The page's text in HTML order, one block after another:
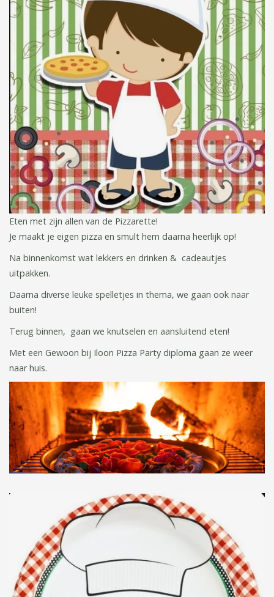
Eten met zijn allen van de Pizzarette!
Je maakt je eigen pizza en smult hem daarna heerlijk op!
Na binnenkomst wat lekkers en drinken & cadeautjes
uitpakken.
Daarna diverse leuke spelletjes in thema, we gaan ook naar
buiten!
Terug binnen, gaan we knutselen en aansluitend eten!
Met een Gewoon bij Iloon Pizza Party diploma gaan ze weer
naar huis.